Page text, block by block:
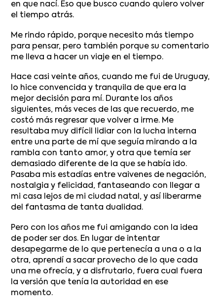
en que nací. Eso que busco cuando quiero volver
el tiempo atrás.
Me rindo rápido, porque necesito más tiempo
para pensar, pero también porque su comentario
me lleva a hacer un viaje en el tiempo.
Hace casi veinte años, cuando me fui de Uruguay,
lo hice convencida y tranquila de que era la
mejor decisión para mí. Durante los años
siguientes, más veces de las que recuerdo, me
costó más regresar que volver a irme. Me
resultaba muy difícil lidiar con la lucha interna
entre una parte de mí que seguía mirando a la
rambla con tanto amor, y otra que temía ser
demasiado diferente de la que se había ido.
Pasaba mis estadías entre vaivenes de negación,
nostalgia y felicidad, fantaseando con llegar a
mi casa lejos de mi ciudad natal, y así liberarme
del fantasma de tanta dualidad.
Pero con los años me fui amigando con la idea
de poder ser dos. En lugar de intentar
desapegarme de lo que pertenecía a una o a la
otra, aprendí a sacar provecho de lo que cada
una me ofrecía, y a disfrutarlo, fuera cual fuera
la versión que tenía la autoridad en ese
momento.